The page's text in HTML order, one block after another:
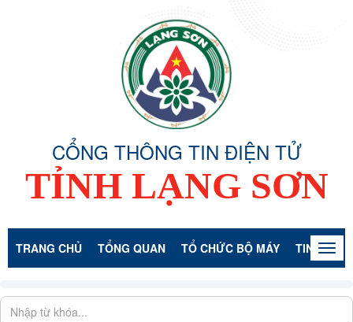
CỔNG THÔNG TIN ĐIỆN TỬ
TỈNH LẠNG SƠN
TRANG CHỦ TỔNG QUAN TỔ CHỨC BỘ MÁY TIN TỨC -